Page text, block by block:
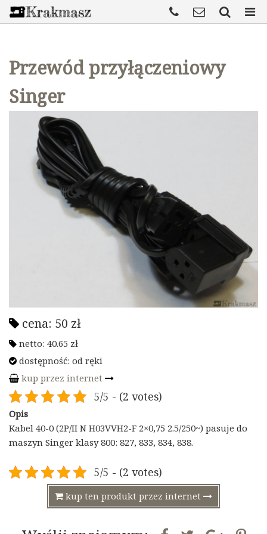
Przewód przyłączeniowy
Singer
cena: 50 zł
netto: 40.65 zł
dostępność: od ręki
kup przez internet
5/5 - (2 votes)
Opis
Kabel 40-0 (2P/II N H03VVH2-F 2×0,75 2.5/250~) pasuje do
maszyn Singer klasy 800: 827, 833, 834, 838.
5/5 - (2 votes)
kup ten produkt przez internet